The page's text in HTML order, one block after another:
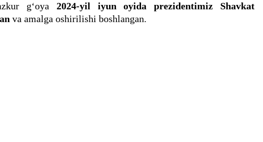
g‘oya 2024-yil iyun oyida prezidentimiz Shavkat
va amalga oshirilishi boshlangan.